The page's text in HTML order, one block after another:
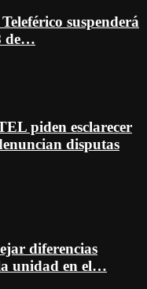
suspenderá
de…
piden esclarecer
disputas
diferencias
unidad en el…